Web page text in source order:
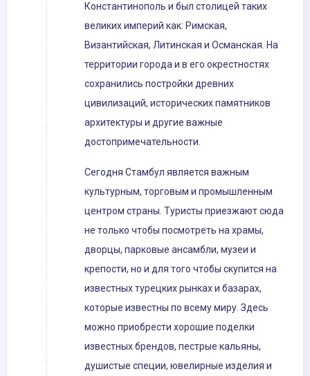
Константинополь и был столицей таких
великих империй как: Римская,
Византийская, Литинская и Османская. На
территории города и в его окрестностях
сохранились постройки древних
цивилизаций, исторических памятников
архитектуры и другие важные
достопримечательности.
Сегодня Стамбул является важным
культурным, торговым и промышленным
центром страны. Туристы приезжают сюда
не только чтобы посмотреть на храмы,
дворцы, парковые ансамбли, музеи и
крепости, но и для того чтобы скупится на
известных турецких рынках и базарах,
которые известны по всему миру. Здесь
можно приобрести хорошие поделки
известных брендов, пестрые кальяны,
душистые специи, ювелирные изделия и